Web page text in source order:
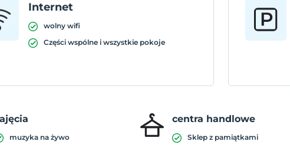
Internet
wolny wifi
Części wspólne i wszystkie pokoje
muzyka na żywo
centra handlowe
Sklep z pamiątkami